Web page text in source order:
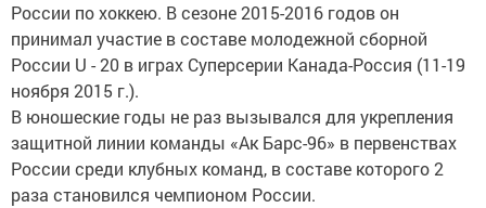
России по хоккею. В сезоне 2015-2016 годов он
принимал участие в составе молодежной сборной
России U - 20 в играх Суперсерии Канада-Россия (11-19
ноября 2015 г.).
В юношеские годы не раз вызывался для укрепления
защитной линии команды «Ак Барс-96» в первенствах
России среди клубных команд, в составе которого 2
раза становился чемпионом России.